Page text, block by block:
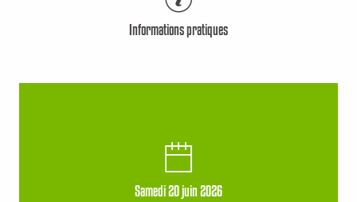
Informations pratiques
Samedi 20 juin 2026